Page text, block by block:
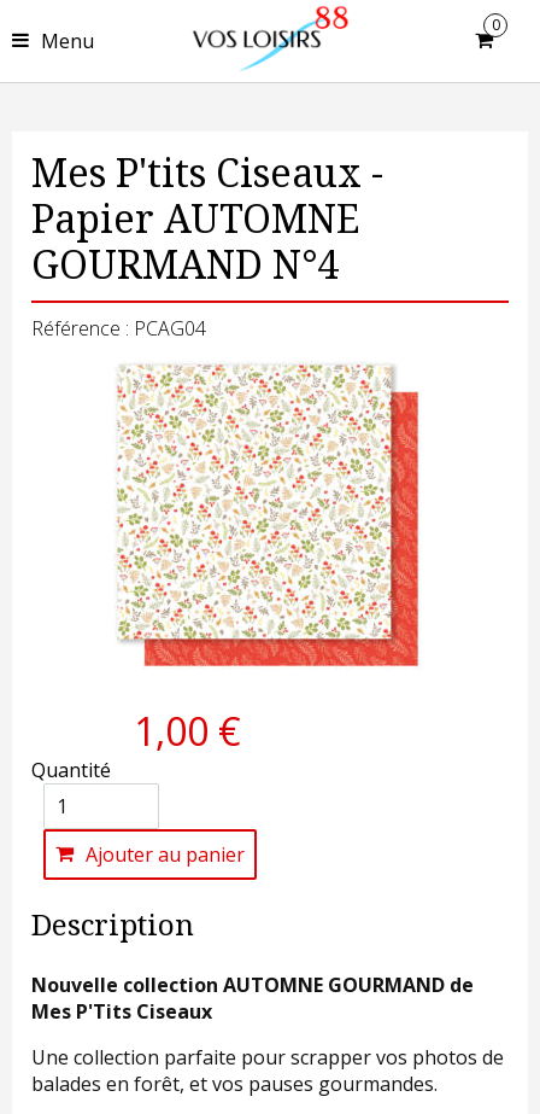
Menu
0
Mes P'tits Ciseaux -
Papier AUTOMNE
GOURMAND N°4
Référence : PCAG04
1,00 €
Quantité
Ajouter au panier
Description
Nouvelle collection AUTOMNE GOURMAND de
Mes P'Tits Ciseaux
Une collection parfaite pour scrapper vos photos de
balades en forêt, et vos pauses gourmandes.